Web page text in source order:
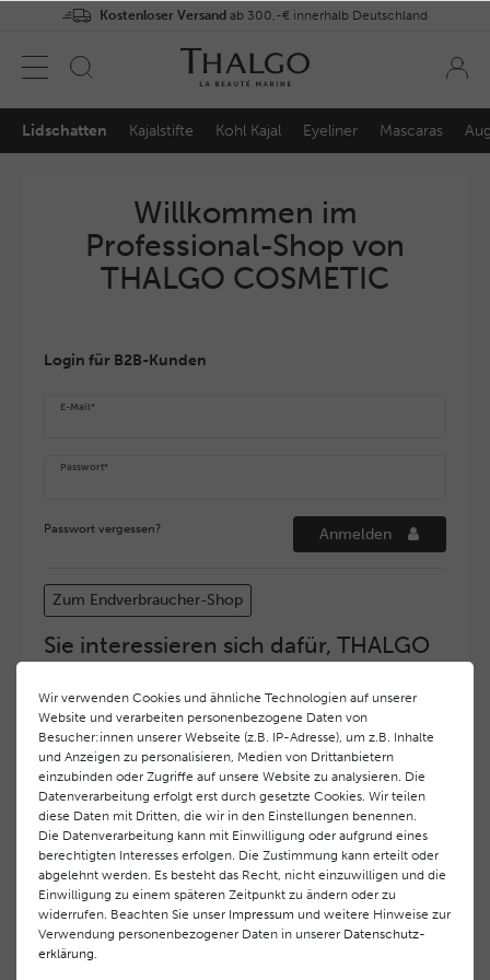
Kostenloser Versand ab 300,-€ innerhalb Deutschland
Lidschatten Eyeliner
Kajalstifte Kohl Kajal Mascaras
Willkommen im
Professional-Shop von
THALGO COSMETIC
Login für B2B-Kunden
E-Mail*
Passwort*
Passwort vergessen? Anmelden
Zum Endverbraucher-Shop
Sie interessieren sich dafür, THALGO
COSMETIC Partner und Depositär zu
werden?
Hohe Servicequalität und ein exzellentes Markenimage
haben bei
THALGO COSMETIC oberste Priorität.
Anspruchsvollen Endverbrauchern möchten wir ein
hohes Qualitätsniveau und gleichzeitig eine
überdurchschnittliche Behandlungs- und Serviceleistung
gewährleisten. Deshalb haben wir ein selektives
Vertriebssystem eingeführt. THALGO COSMETICPartner
werden auf diese Weise wirtschaftlich unterstützt,
während Endverbrauchern eine stets gleichbleibend hohe
Dienstleistungsqualität und ein innovatives Produkt- und
Behandlungsprogramm geboten wird.
Wir verwenden Cookies und ähnliche Technologien auf unserer
Website und verarbeiten personenbezogene Daten von
Besucher:innen unserer Webseite (z.B. IP-Adresse), um z.B. Inhalte
und Anzeigen zu personalisieren, Medien von Drittanbietern
einzubinden oder Zugriffe auf unsere Website zu analysieren. Die
Datenverarbeitung erfolgt erst durch gesetzte Cookies. Wir teilen
diese Daten mit Dritten, die wir in den Einstellungen benennen.
Die Datenverarbeitung kann mit Einwilligung oder aufgrund eines
berechtigten Interesses erfolgen. Die Zustimmung kann erteilt oder
abgelehnt werden. Es besteht das Recht, nicht einzuwilligen und die
Einwilligung zu einem späteren Zeitpunkt zu ändern oder zu
widerrufen. Beachten Sie unser Impressum und weitere Hinweise zur
Verwendung personenbezogener Daten in unserer Daten­schutz­
erklärung